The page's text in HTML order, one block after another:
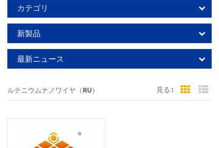
カテゴリ
新製品
最新ニュース
ルテニウムナノワイヤ（RU） 見る : Grid